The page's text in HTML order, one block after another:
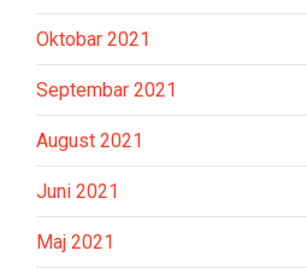
Oktobar 2021
Septembar 2021
August 2021
Juni 2021
Maj 2021